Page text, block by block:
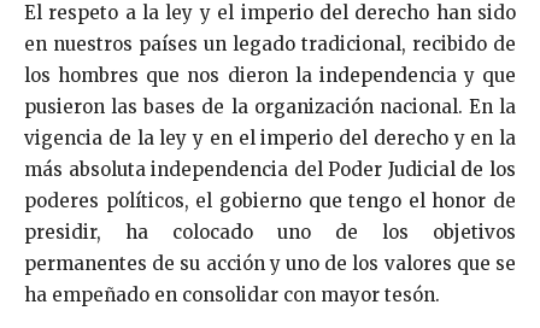
El respeto a la ley y el imperio del derecho han sido
en nues­tros países un legado tradicional, recibido de
los hombres que nos dieron la independencia y que
pusieron las bases de la organización nacional. En la
vigencia de la ley y en el imperio del derecho y en la
más absoluta independencia del Poder Judicial de los
poderes políticos, el go­bierno que tengo el honor de
presidir, ha colocado uno de los objetivos
permanentes de su acción y uno de los valores que se
ha empeñado en consolidar con mayor tesón.